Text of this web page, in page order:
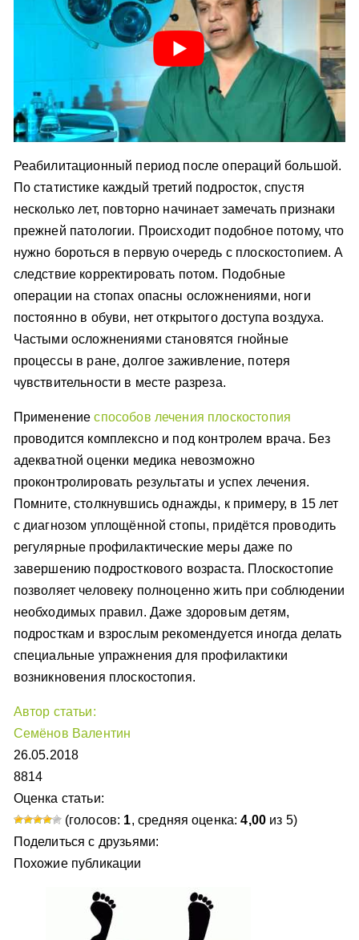
Реабилитационный период после операций большой.
По статистике каждый третий подросток, спустя
несколько лет, повторно начинает замечать признаки
прежней патологии. Происходит подобное потому, что
нужно бороться в первую очередь с плоскостопием. А
следствие корректировать потом. Подобные
операции на стопах опасны осложнениями, ноги
постоянно в обуви, нет открытого доступа воздуха.
Частыми осложнениями становятся гнойные
процессы в ране, долгое заживление, потеря
чувствительности в месте разреза.
Применениеспособов лечения плоскостопия
проводится комплексно и под контролем врача. Без
адекватной оценки медика невозможно
проконтролировать результаты и успех лечения.
Помните, столкнувшись однажды, к примеру, в 15 лет
с диагнозом уплощённой стопы, придётся проводить
регулярные профилактические меры даже по
завершению подросткового возраста. Плоскостопие
позволяет человеку полноценно жить при соблюдении
необходимых правил. Даже здоровым детям,
подросткам и взрослым рекомендуется иногда делать
специальные упражнения для профилактики
возникновения плоскостопия.
Автор статьи:
Семёнов Валентин
26.05.2018
8814
Оценка статьи:
(голосов: 1, средняя оценка:4,00 из 5)
Поделиться с друзьями:
Похожие публикации